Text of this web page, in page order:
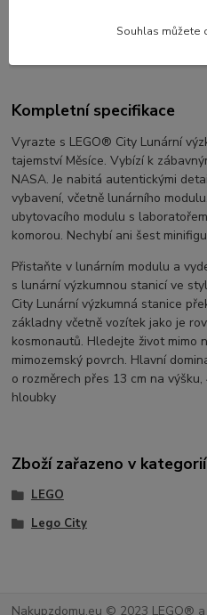
Kompletní specifikace
Vyrazte s LEGO® City Lunární
tajemství Měsíce. Vybízí k
NASA. Je nabitá autentickými
vybavení, včetně lunárního
ubytovacího modulu s
komorou. Nechybí ani šest
Přistaňte v lunárním modulu a
s lunární výzkumnou stanicí ve
City Lunární výzkumná stanice
základny včetně vozítek jako je
kosmonautů. Hledejte život mimo
mimozemský povrch. Hlavní
o rozměrech přes 13 cm na
hloubky
Zboží zařazeno v
LEGO
Lego City
Nakupzdomu.eu © 2023 LEGO®
Souhlas můžete